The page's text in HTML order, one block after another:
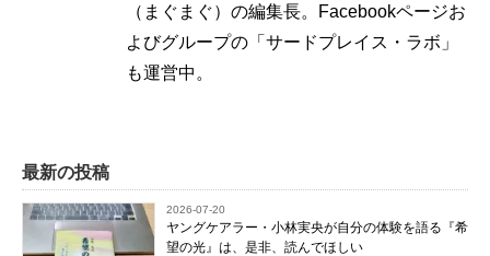
（まぐまぐ）の編集長。Facebookページお
よびグループの「サードプレイス・ラボ」
も運営中。
最新の投稿
2026-07-20
ヤングケアラー・小林実央が自分の体験を語る『希
望の光』は、是非、読んでほしい